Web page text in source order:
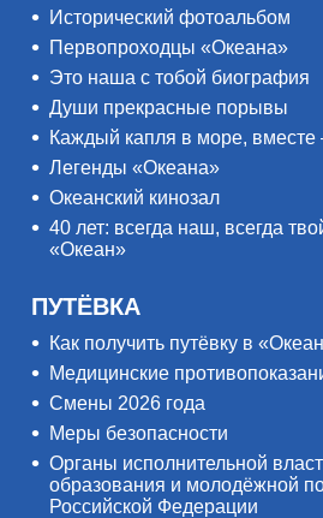
Исторический фотоальбом
Первопроходцы «Океана»
Это наша с тобой биография
Души прекрасные порывы
Каждый капля в море, вместе
Легенды «Океана»
Океанский кинозал
40 лет: всегда наш, всегда
«Океан»
ПУТЁВКА
Как получить путёвку в
Медицинские
Смены 2026 года
Меры безопасности
Органы исполнительной
образования и молодёжной
Российской Федерации